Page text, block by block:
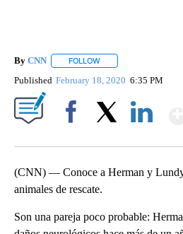
By CNN FOLLOW
Published February 18, 2020 6:35 PM
(CNN) — Conoce a Herman y
animales de rescate.
Son una pareja poco probable: